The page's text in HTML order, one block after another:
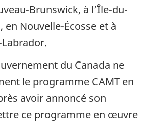
Brunswick, à l’Île-du-
en Nouvelle-Écosse et à
du Canada ne
le programme CAMT en
avoir annoncé son
ce programme en œuvre